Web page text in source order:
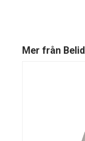
Mer från Belid